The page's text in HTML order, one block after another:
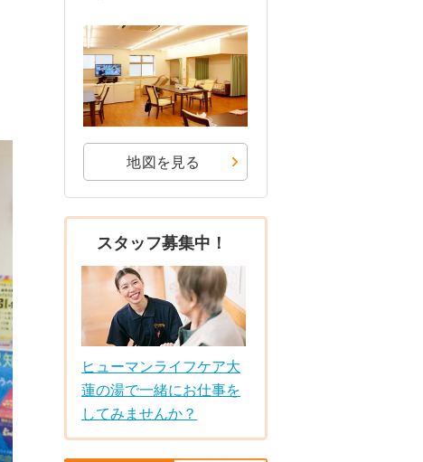
地図を見る
スタッフ募集中！
ヒューマンライフケア大
蓮の湯で一緒にお仕事を
してみませんか？